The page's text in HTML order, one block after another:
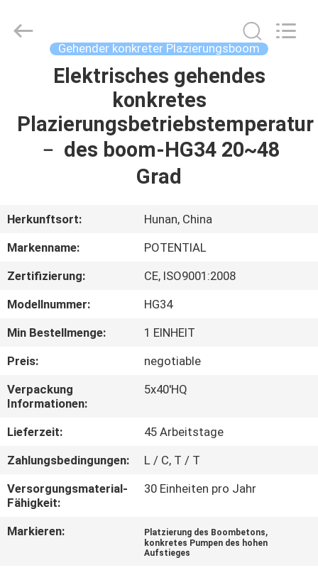
PRODUKTE
AUSFLUG
QUALITÄTSKONTROLLE
TRETEN
MIT
UNS
VERBINDUNG
NACHRICHTEN
2018
Rights
Reserved.
Gehender konkreter Plazierungsboom
Elektrisches gehendes
konkretes
Plazierungsbetriebstemperatur
﹣ des boom-HG34 20~48
Grad
Herkunftsort:
Hunan, China
Markenname:
POTENTIAL
Zertifizierung:
CE, ISO9001:2008
Modellnummer:
HG34
Min Bestellmenge:
1 EINHEIT
Preis:
negotiable
Verpackung
Informationen:
5x40'HQ
Lieferzeit:
45 Arbeitstage
Zahlungsbedingungen:
L / C, T / T
Versorgungsmaterial-
Fähigkeit:
30 Einheiten pro Jahr
Markieren: Platzierung des Boombetons,
konkretes Pumpen des hohen
Aufstieges